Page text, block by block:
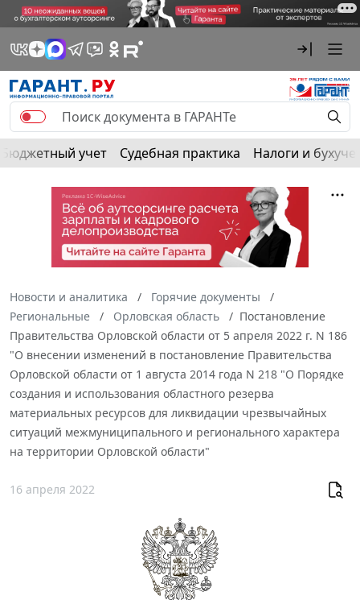
Бюджетный учет Судебная практика Налоги и
Новости и аналитика
Горячие документы
Региональные
Орловская область
Постановление
Правительства Орловской области от 5 апреля 2022 г. N 186
"О внесении изменений в постановление Правительства
Орловской области от 1 августа 2014 года N 218 "О Порядке
создания и использования областного резерва
материальных ресурсов для ликвидации чрезвычайных
ситуаций межмуниципального и регионального характера
на территории Орловской области"
16 апреля 2022